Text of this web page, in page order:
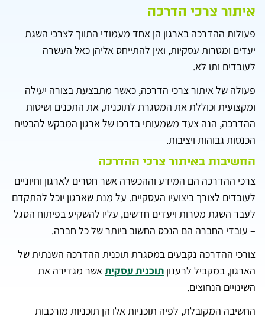
איתור צרכי הדרכה
פעולות ההדרכה בארגון הן אחד מעמודי התווך לצרכי השגת
יעדים ומטרות עסקיות, ואין להתייחס אליהן כאל העשרה
לעובדים ותו לא.
פעולה של איתור צרכי הדרכה, כאשר מתבצעת בצורה יעילה
ומקצועית וכוללת את המסגרת לתוכנית, את התכנים ושיטות
ההדרכה, הנה צעד משמעותי בדרכו של ארגון המבקש להבטיח
הכנסות גבוהות ויציבות.
החשיבות באיתור צרכי ההדרכה
צרכי ההדרכה הם המידע וההכשרה אשר חסרים לארגון וחיוניים
לעובדים לצורך ביצועיו העסקיים. על מנת שארגון יוכל להתקדם
לעבר השגת מטרות ויעדים חדשים, עליו להשקיע בפיתוח הסגל
– עובדי החברה הם הנכס החשוב ביותר של כל חברה.
צורכי ההדרכה נקבעים במסגרת תוכנית ההדרכה השנתית של
הארגון, במקביל לרענון תוכנית עסקיתאשר מגדירה את
השינויים הנחוצים.
החשיבה המקובלת, לפיה תוכניות אלו הן תוכניות מורכבות